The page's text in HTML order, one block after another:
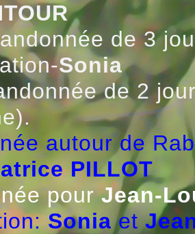
de 3
Sonia
de 2
autour de
PILLOT
pourJean-
Soniaet